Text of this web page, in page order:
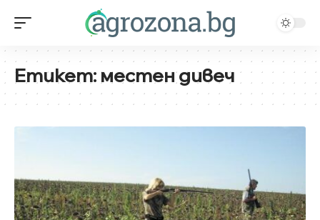
Етикет:местен дивеч